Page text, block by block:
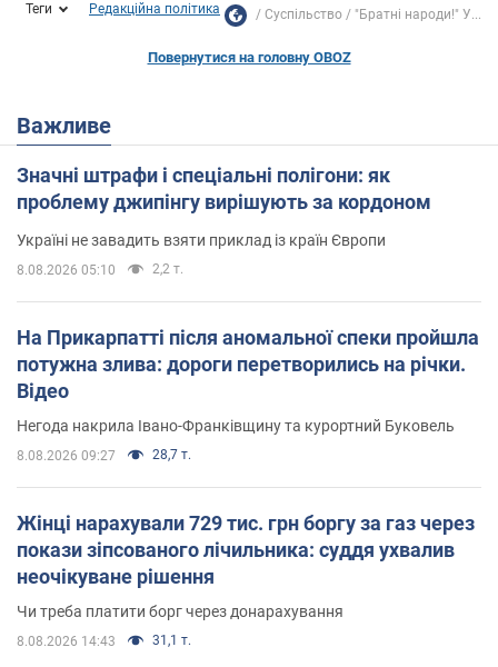
Теги Редакційна політика Суспільство "Братні народи!" У...
Повернутися на головну OBOZ
Важливе
Значні штрафи і спеціальні полігони: як
проблему джипінгу вирішують за кордоном
Україні не завадить взяти приклад із країн Європи
8.08.2026 05:10 2,2 т.
На Прикарпатті після аномальної спеки пройшла
потужна злива: дороги перетворились на річки.
Відео
Негода накрила Івано-Франківщину та курортний Буковель
8.08.2026 09:27 28,7 т.
Жінці нарахували 729 тис. грн боргу за газ через
покази зіпсованого лічильника: суддя ухвалив
неочікуване рішення
Чи треба платити борг через донарахування
8.08.2026 14:43 31,1 т.